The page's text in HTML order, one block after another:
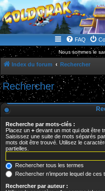
le site de la Lune Rouge
FAQ
Nous sommes le
Index du forum Rechercher
Rechercher
Recherche par mots-clés :
Placez un + devant un mot qui doit être
Saisissez une suite de mots séparés
mots doit être trouvé. Utilisez le
partielles.
Rechercher tous les termes
Rechercher n’importe lequel de ces
Rechercher par auteur :